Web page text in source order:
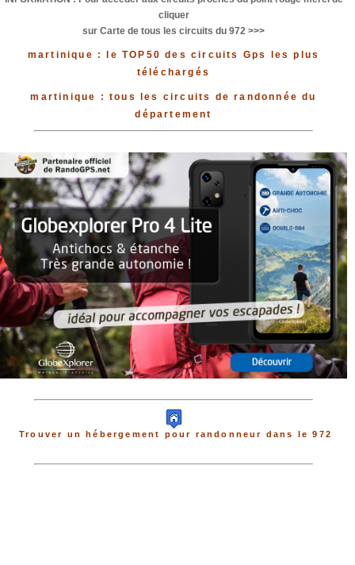
cliquer
sur Carte de tous les circuits du 972 >>>
martinique : le TOP50 des circuits Gps les plus
téléchargés
martinique : tous les circuits de randonnée du
département
Trouver un hébergement pour randonneur dans le 972